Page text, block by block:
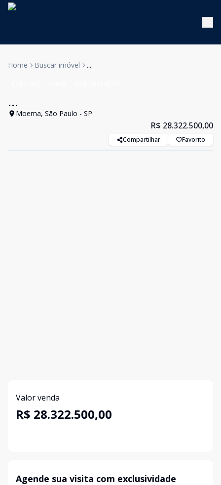
Home Buscar imóvel ...
...
Moema, São Paulo - SP
R$ 28.322.500,00
Compartilhar Favorito
Valor venda
R$ 28.322.500,00
Agende sua visita com exclusividade